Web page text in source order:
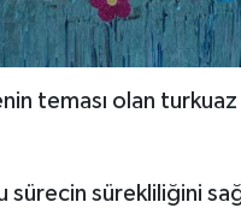
teması olan
sürekliliğini